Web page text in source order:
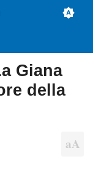
Giana
della